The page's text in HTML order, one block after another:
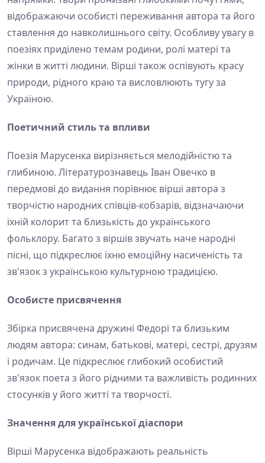
відображаючи особисті переживання автора та його
ставлення до навколишнього світу. Особливу увагу в
поезіях приділено темам родини, ролі матері та
жінки в житті людини. Вірші також оспівують красу
природи, рідного краю та висловлюють тугу за
Україною.
Поетичний стиль та впливи
Поезія Марусенка вирізняється мелодійністю та
глибиною. Літературознавець Іван Овечко в
передмові до видання порівнює вірші автора з
творчістю народних співців-кобзарів, відзначаючи
їхній колорит та близькість до українського
фольклору. Багато з віршів звучать наче народні
пісні, що підкреслює їхню емоційну насиченість та
зв'язок з українською культурною традицією.
Особисте присвячення
Збірка присвячена дружині Федорі та близьким
людям автора: синам, батькові, матері, сестрі, друзям
і родичам. Це підкреслює глибокий особистий
зв'язок поета з його рідними та важливість родинних
стосунків у його житті та творчості.
Значення для української діаспори
Вірші Марусенка відображають реальність